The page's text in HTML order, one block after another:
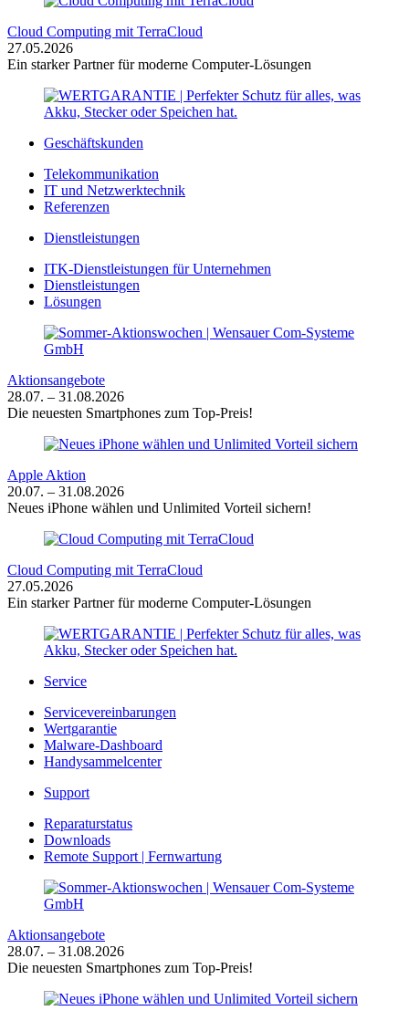
Cloud Computing mit TerraCloud
27.05.2026
Ein starker Partner für moderne Computer-Lösungen
Geschäftskunden
Telekommunikation
IT und Netzwerktechnik
Referenzen
Dienstleistungen
ITK-Dienstleistungen für Unternehmen
Dienstleistungen
Lösungen
Aktionsangebote
28.07. – 31.08.2026
Die neuesten Smartphones zum Top-Preis!
Apple Aktion
20.07. – 31.08.2026
Neues iPhone wählen und Unlimited Vorteil sichern!
Cloud Computing mit TerraCloud
27.05.2026
Ein starker Partner für moderne Computer-Lösungen
Service
Servicevereinbarungen
Wertgarantie
Malware-Dashboard
Handysammelcenter
Support
Reparaturstatus
Downloads
Remote Support | Fernwartung
Aktionsangebote
28.07. – 31.08.2026
Die neuesten Smartphones zum Top-Preis!